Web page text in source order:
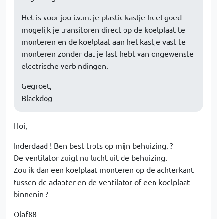
Het is voor jou i.v.m. je plastic kastje heel goed
mogelijk je transitoren direct op de koelplaat te
monteren en de koelplaat aan het kastje vast te
monteren zonder dat je last hebt van ongewenste
electrische verbindingen.
Gegroet,
Blackdog
Hoi,
Inderdaad ! Ben best trots op mijn behuizing. ?
De ventilator zuigt nu lucht uit de behuizing.
Zou ik dan een koelplaat monteren op de achterkant
tussen de adapter en de ventilator of een koelplaat
binnenin ?
Olaf88